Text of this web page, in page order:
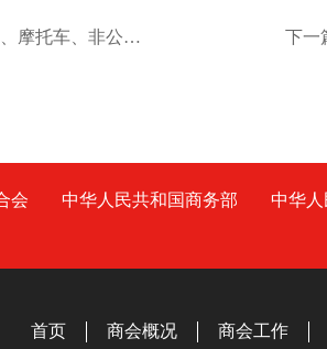
上一篇:关于2026年度符合申领汽车、摩托车、非公路用两轮摩托车和全 下一
会 中华人民共和国商务部 中华
首页 商会概况 商会工作